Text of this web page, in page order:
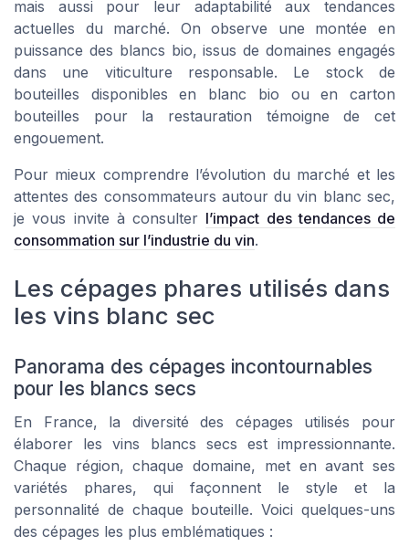
mais aussi pour leur adaptabilité aux tendances
actuelles du marché. On observe une montée en
puissance des blancs bio, issus de domaines engagés
dans une viticulture responsable. Le stock de
bouteilles disponibles en blanc bio ou en carton
bouteilles pour la restauration témoigne de cet
engouement.
Pour mieux comprendre l’évolution du marché et les
attentes des consommateurs autour du vin blanc sec,
je vous invite à consulter l’impact des tendances de
consommation sur l’industrie du vin.
Les cépages phares utilisés dans
les vins blanc sec
Panorama des cépages incontournables
pour les blancs secs
En France, la diversité des cépages utilisés pour
élaborer les vins blancs secs est impressionnante.
Chaque région, chaque domaine, met en avant ses
variétés phares, qui façonnent le style et la
personnalité de chaque bouteille. Voici quelques-uns
des cépages les plus emblématiques :